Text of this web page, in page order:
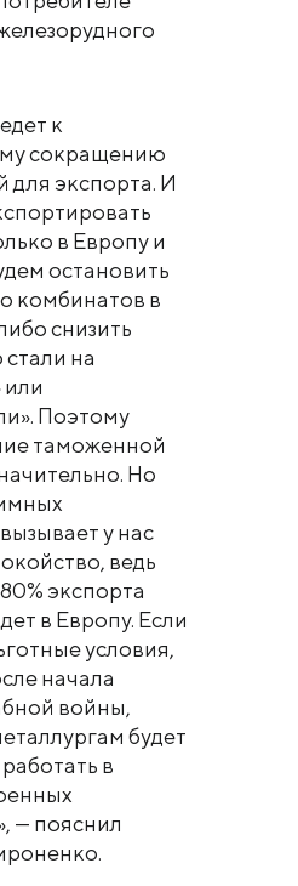
к
сокращению
для экспорта. И
в Европу и
остановить
комбинатов в
снизить
на
или
Поэтому
таможенной
Но
у нас
ведь
экспорта
в Европу. Если
условия,
начала
войны,
будет
в
— пояснил